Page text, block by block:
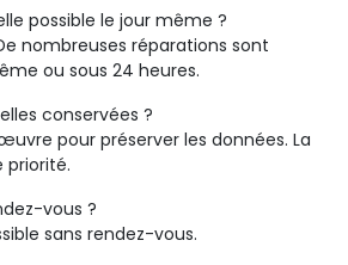
possible le jour même ?
nombreuses réparations sont
ou sous 24 heures.
conservées ?
pour préserver les données. La
priorité.
vous ?
sans rendez-vous.